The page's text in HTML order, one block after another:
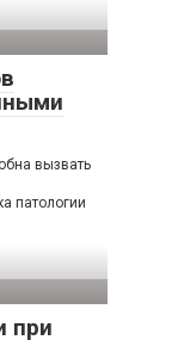
вызвать
патологии
при